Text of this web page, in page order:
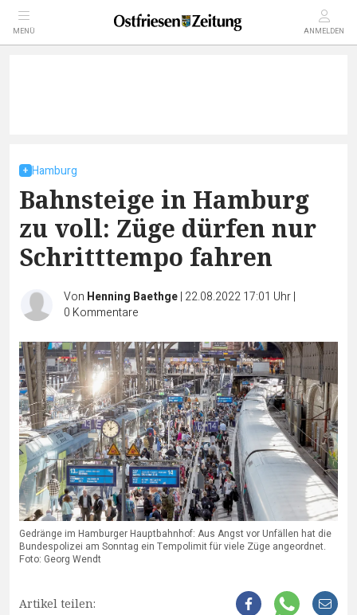
MENÜ ANMELDEN
Hamburg
Bahnsteige in Hamburg
zu voll: Züge dürfen nur
Schritttempo fahren
Von Henning Baethge| 22.08.2022 17:01 Uhr|
0 Kommentare
Gedränge im Hamburger Hauptbahnhof: Aus Angst vor Unfällen hat die
Bundespolizei am Sonntag ein Tempolimit für viele Züge angeordnet.
Foto: Georg Wendt
Artikel teilen: